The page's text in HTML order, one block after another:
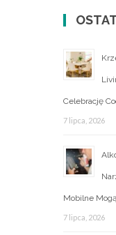
Celebrację
7 lipca, 2026
Mobilne
7 lipca, 2026